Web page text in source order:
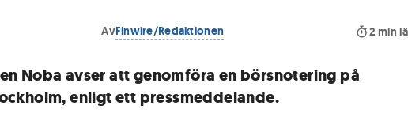
AvFinwire/Redaktionen 2 min
Noba avser att genomföra en börsnotering på
enligt ett pressmeddelande.